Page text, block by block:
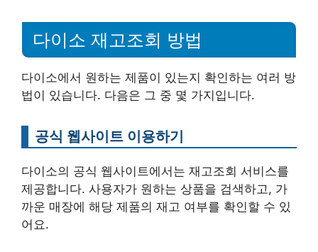
다이소 재고조회 방법
다이소에서 원하는 제품이 있는지 확인하는 여러 방
법이 있습니다. 다음은 그 중 몇 가지입니다.
공식 웹사이트 이용하기
다이소의 공식 웹사이트에서는 재고조회 서비스를
제공합니다. 사용자가 원하는 상품을 검색하고, 가
까운 매장에 해당 제품의 재고 여부를 확인할 수 있
어요.